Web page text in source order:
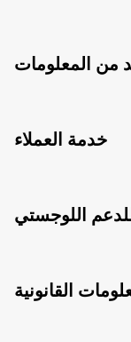
من المعلومات
خدمة العملاء
اللوجستي
القانونية